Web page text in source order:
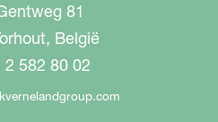
81
België
2 582 80 02